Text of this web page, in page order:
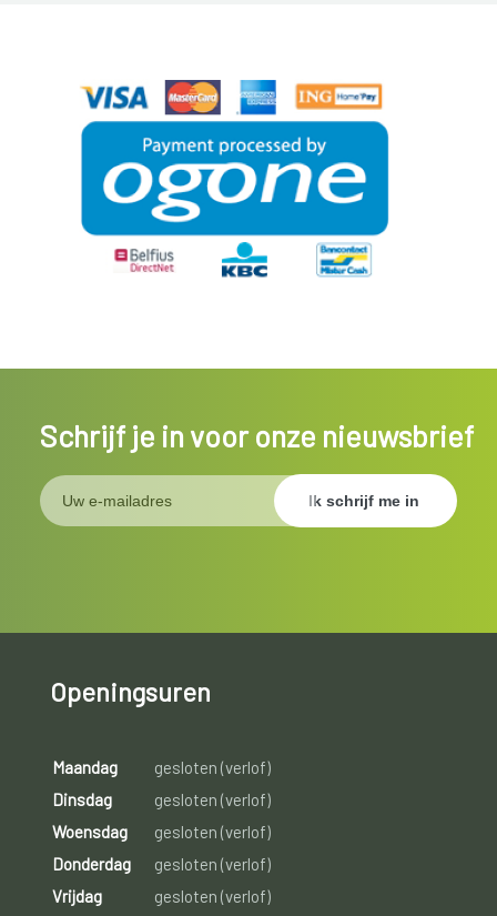
Schrijf je in voor onze nieuwsbrief
Openingsuren
Maandag
gesloten (verlof)
Dinsdag
gesloten (verlof)
Woensdag
gesloten (verlof)
Donderdag
gesloten (verlof)
Vrijdag
gesloten (verlof)